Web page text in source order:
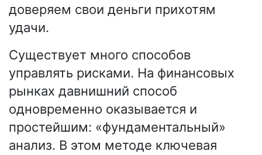
доверяем свои деньги прихотям
удачи.
Существует много способов
управлять рисками. На финансовых
рынках давнишний способ
одновременно оказывается и
простейшим: «фундаментальный»
анализ. В этом методе ключевая